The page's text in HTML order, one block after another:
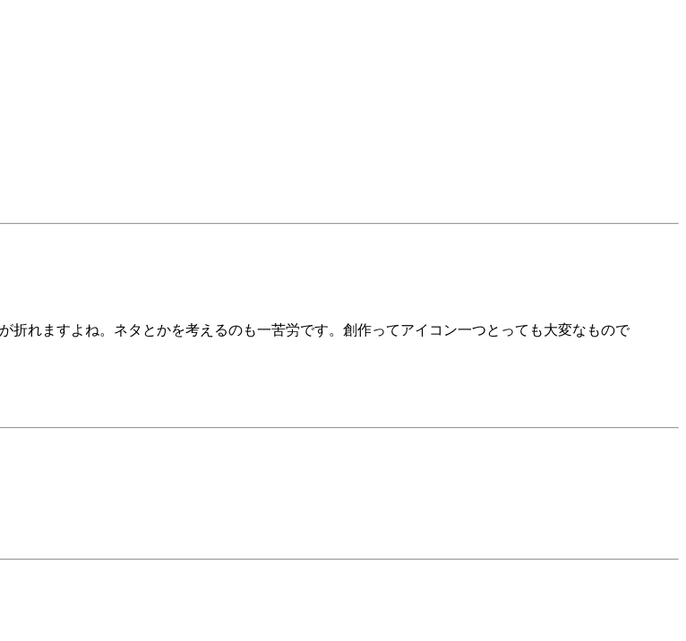
れますよね。ネタとかを考えるのも一苦労です。創作ってアイコン一つとっても大変なもので